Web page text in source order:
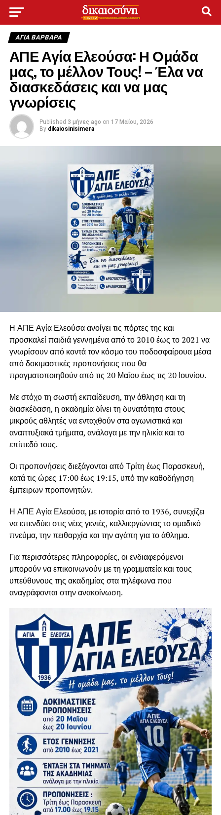
ΑΓΙΑ ΒΑΡΒΑΡΑ
ΑΠΕ Αγία Ελεούσα: Η Ομάδα
μας, το μέλλον Τους! – Έλα να
διασκεδάσεις και να μας
γνωρίσεις
Published 3 μήνες ago on 17 Μαΐου, 2026
By dikaiosinisimera
Η ΑΠΕ Αγία Ελεούσα ανοίγει τις πόρτες της και
προσκαλεί παιδιά γεννημένα από το 2010 έως το 2021 να
γνωρίσουν από κοντά τον κόσμο του ποδοσφαίρουα μέσα
από δοκιμαστικές προπονήσεις που θα
πραγματοποιηθούν από τις 20 Μαΐου έως τις 20 Ιουνίου.
Με στόχο τη σωστή εκπαίδευση, την άθληση και τη
διασκέδαση, η ακαδημία δίνει τη δυνατότητα στους
μικρούς αθλητές να ενταχθούν στα αγωνιστικά και
αναπτυξιακά τμήματα, ανάλογα με την ηλικία και το
επίπεδό τους.
Οι προπονήσεις διεξάγονται από Τρίτη έως Παρασκευή,
κατά τις ώρες 17:00 έως 19:15, υπό την καθοδήγηση
έμπειρων προπονητών.
Η ΑΠΕ Αγία Ελεούσα, με ιστορία από το 1936, συνεχίζει
να επενδύει στις νέες γενιές, καλλιεργώντας το ομαδικό
πνεύμα, την πειθαρχία και την αγάπη για το άθλημα.
Για περισσότερες πληροφορίες, οι ενδιαφερόμενοι
μπορούν να επικοινωνούν με τη γραμματεία και τους
υπεύθυνους της ακαδημίας στα τηλέφωνα που
αναγράφονται στην ανακοίνωση.